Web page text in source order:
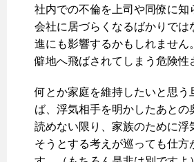
社内での不倫を上司や同僚に知
会社に居づらくなるばかりでは
進にも影響するかもしれません
僻地へ飛ばされてしまう危険性
何とか家庭を維持したいと思う
ば、浮気相手を明かしたあとの
読めない限り、家族のために浮
そうとする考えが巡っても仕方